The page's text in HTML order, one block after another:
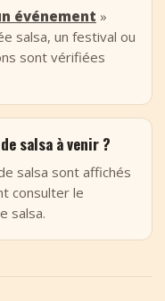
événement »
salsa, un festival ou
sont vérifiées
salsa à venir ?
salsa sont affichés
consulter le
salsa.